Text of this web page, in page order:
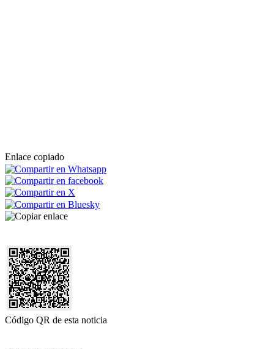
Enlace copiado
Código QR de esta noticia